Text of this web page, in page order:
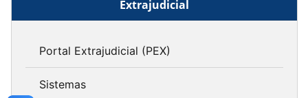
Extrajudicial
Portal Extrajudicial (PEX)
Sistemas